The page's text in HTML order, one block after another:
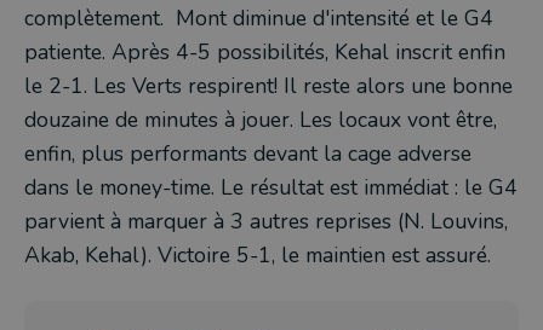
complètement. Mont diminue d'intensité et le G4
patiente. Après 4-5 possibilités, Kehal inscrit enfin
le 2-1. Les Verts respirent! Il reste alors une bonne
douzaine de minutes à jouer. Les locaux vont être,
enfin, plus performants devant la cage adverse
dans le money-time. Le résultat est immédiat : le G4
parvient à marquer à 3 autres reprises (N. Louvins,
Akab, Kehal). Victoire 5-1, le maintien est assuré.